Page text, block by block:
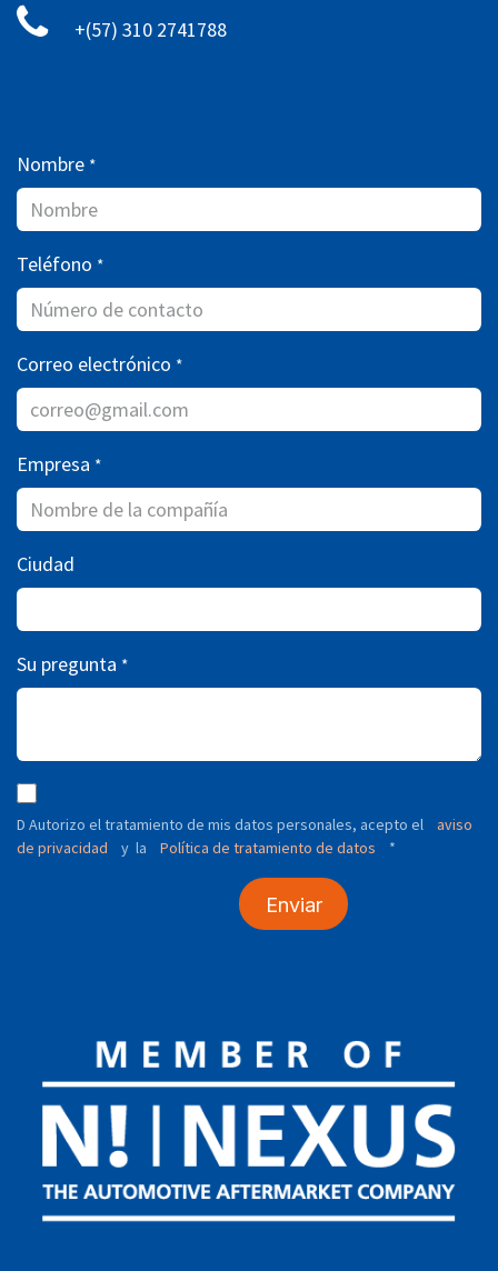
+(57) 310 2741788
Nombre *
Teléfono *
Correo electrónico *
Empresa *
Ciudad
Su pregunta *
D Autorizo ​​el tratamiento de mis datos personales, acepto el
aviso
de privacidad
y la Política de tratamiento de datos *
Enviar